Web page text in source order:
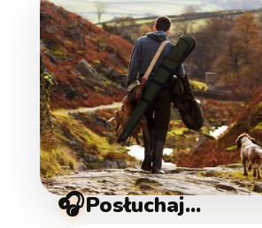
🎧Posłuchaj...